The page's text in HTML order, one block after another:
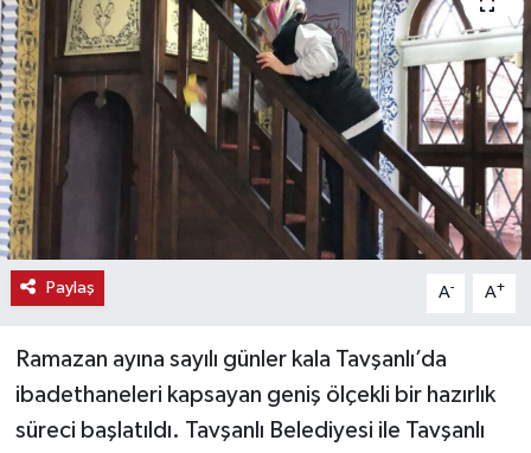
Paylaş A- A+
Ramazan ayına sayılı günler kala Tavşanlı’da
ibadethaneleri kapsayan geniş ölçekli bir hazırlık
süreci başlatıldı. Tavşanlı Belediyesi ile Tavşanlı
Gündem
Haber
Haber İlanlar
Kültür-Sanat
Magazin
Resmi İlanlar
Sağlık